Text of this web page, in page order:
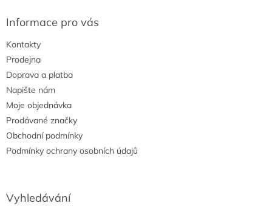
Informace pro vás
Kontakty
Prodejna
Doprava a platba
Napište nám
Moje objednávka
Prodávané značky
Obchodní podmínky
Podmínky ochrany osobních údajů
Vyhledávání